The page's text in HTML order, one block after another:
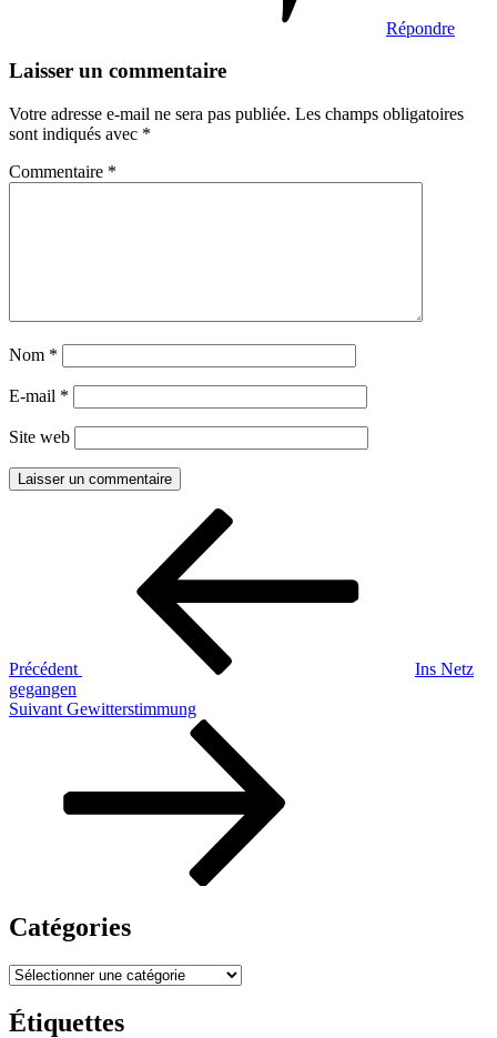
Répondre
Laisser un commentaire
Votre adresse e-mail ne sera pas publiée. Les champs obligatoires
sont indiqués avec *
Commentaire *
Nom *
E-mail *
Site web
Précédent
Ins Netz
gegangen
Article
Suivant Gewitterstimmung
Catégories
Catégories
Étiquettes